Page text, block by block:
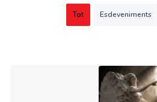
Tot Esdeveniments